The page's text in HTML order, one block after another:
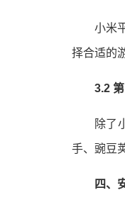
小米
择合适的
3.2
除了
手、豌豆
四、